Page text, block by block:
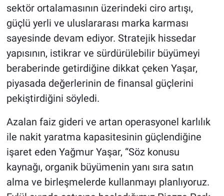
sektör ortalamasının üzerindeki ciro artışı,
güçlü yerli ve uluslararası marka karması
sayesinde devam ediyor. Stratejik hissedar
yapısının, istikrar ve sürdürülebilir büyümeyi
beraberinde getirdiğine dikkat çeken Yaşar,
piyasada değerlerinin de finansal güçlerini
pekiştirdiğini söyledi.
Azalan faiz gideri ve artan operasyonel karlılık
ile nakit yaratma kapasitesinin güçlendiğine
işaret eden Yağmur Yaşar, “Söz konusu
kaynağı, organik büyümenin yanı sıra satın
alma ve birleşmelerde kullanmayı planlıyoruz.